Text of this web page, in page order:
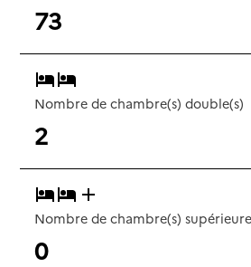
73
Nombre de chambre(s) double(s)
2
Nombre de chambre(s)
0